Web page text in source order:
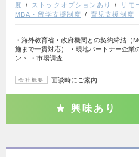
度
ストックオプションあり リモ
MBA・留学支援制度
育児支援制度
・海外教育省・政府機関との契約締結（
施まで一貫対応） ・現地パートナー企業
ント ・市場調査…
会社概要 面談時にご案内
興味あり